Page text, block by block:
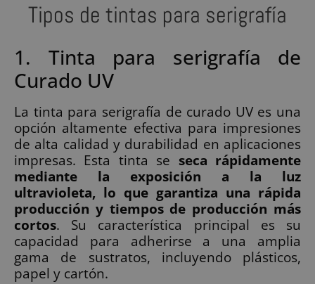
Tipos de tintas para serigrafía
1. Tinta para serigrafía de
Curado UV
La tinta para serigrafía de curado UV es una
opción altamente efectiva para impresiones
de alta calidad y durabilidad en aplicaciones
impresas. Esta tinta se seca rápidamente
mediante la exposición a la luz
ultravioleta, lo que garantiza una rápida
producción y tiempos de producción más
cortos. Su característica principal es su
capacidad para adherirse a una amplia
gama de sustratos, incluyendo plásticos,
papel y cartón.